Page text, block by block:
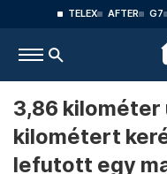
TELEX AFTER G7
3,86 kilométer
kilométert
lefutott egy